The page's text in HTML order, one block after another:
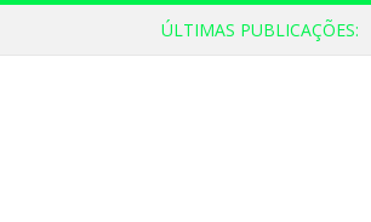
ÚLTIMAS PUBLICAÇÕES: